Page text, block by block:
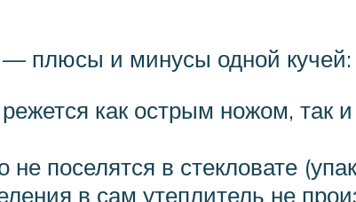
плюсы и минусы одной кучей:
режется как острым ножом,
поселятся в стекловате
в сам утеплитель не